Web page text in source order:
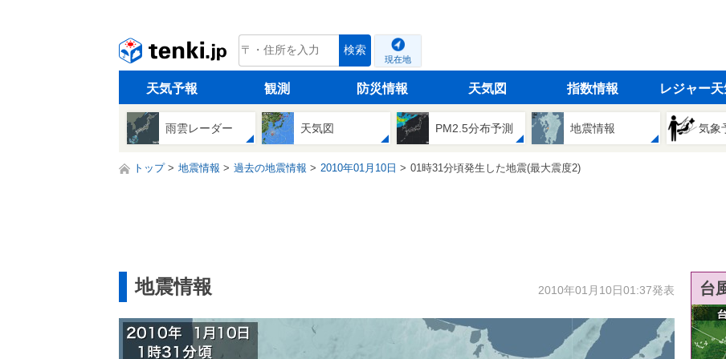
tenki.jp 検索
現在地
天気予報 観測 防災情報 天気図 指数情報 レジャー天
雨雲レーダー 天気図 PM2.5分布予測 地震情報 気象
トップ 地震情報 過去の地震情報 2010年01月10日 01時31分頃発生した地震(最大震度2)
地震情報 2010年01月10日01:37発表 台